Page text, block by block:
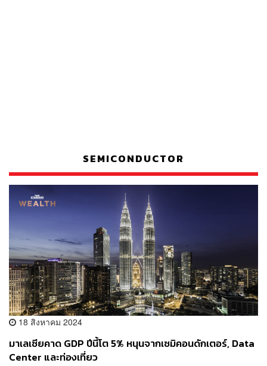
SEMICONDUCTOR
18 สิงหาคม 2024
มาเลเซียคาด GDP ปีนี้โต 5% หนุนจากเซมิคอนดักเตอร์, Data
Center และท่องเที่ยว